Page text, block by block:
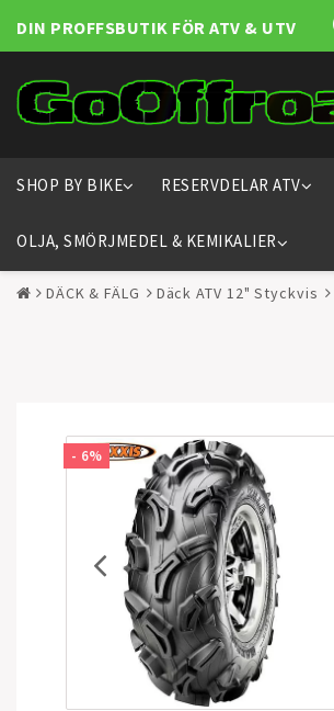
DIN PROFFSBUTIK FÖR ATV & UTV
SHOP BY BIKE RESERVDELAR ATV
OLJA, SMÖRJMEDEL & KEMIKALIER
DÄCK & FÄLG Däck ATV 12" Styckvis
- 6%